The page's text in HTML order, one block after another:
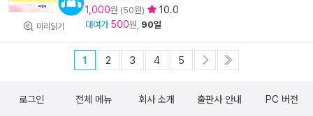
미리읽기
1,000원 (50원) 10.0
대여가 500원, 90일
1 2 3 4 5
로그인 전체 메뉴 회사 소개 출판사 안내 PC 버전